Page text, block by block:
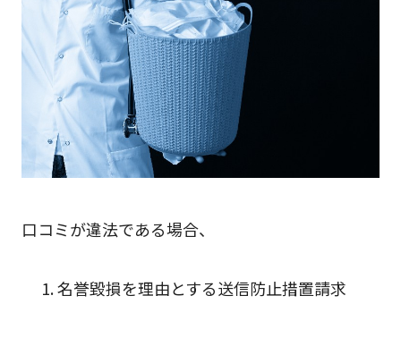
口コミが違法である場合、
名誉毀損を理由とする送信防止措置請求